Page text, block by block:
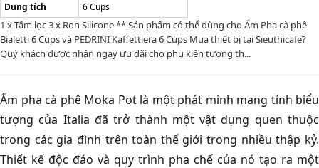
Dung tích
6 Cups
1 x Tấm lọc 3 x Ron Silicone ** Sản phẩm có thể dùng cho Ấm Pha cà phê
Bialetti 6 Cups và PEDRINI Kaffettiera 6 Cups Mua thiết bị tại Sieuthicafe?
Quý khách được nhận ngay ưu đãi cho phụ kiện tương th...
Ấm pha cà phê Moka Pot là một phát minh mang tính biểu
tượng của Italia đã trở thành một vật dụng quen thuộc
trong các gia đình trên toàn thế giới trong nhiều thập kỷ.
Thiết kế độc đáo và quy trình pha chế của nó tạo ra một